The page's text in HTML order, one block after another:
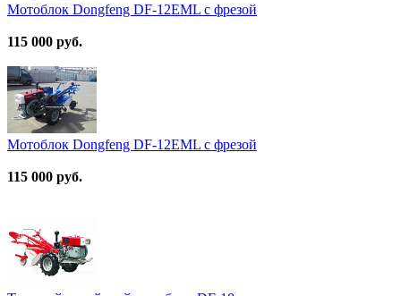
Мотоблок Dongfeng DF-12EML с фрезой
115 000 руб.
Мотоблок Dongfeng DF-12EML с фрезой
115 000 руб.